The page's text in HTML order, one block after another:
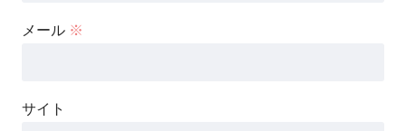
メール ※
サイト